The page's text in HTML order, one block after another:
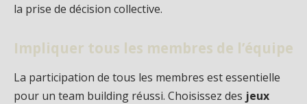
la prise de décision collective.
Impliquer tous les membres de l’équipe
La participation de tous les membres est essentielle
pour un team building réussi. Choisissez des jeux